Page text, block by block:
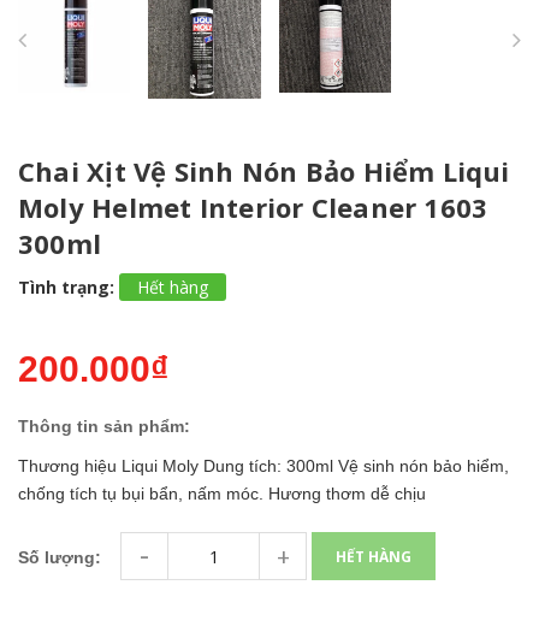
Chai Xịt Vệ Sinh Nón Bảo Hiểm Liqui
Moly Helmet Interior Cleaner 1603
300ml
Tình trạng: Hết hàng
200.000₫
Thông tin sản phẩm:
Thương hiệu Liqui Moly Dung tích: 300ml Vệ sinh nón bảo hiểm,
chống tích tụ bụi bẩn, nấm móc. Hương thơm dễ chịu
Số lượng: - + HẾT HÀNG